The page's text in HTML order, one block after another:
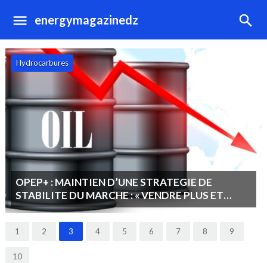
energymagazinedz
OPEP+ : MAINTIEN D’UNE STRATEGIE DE
STABILITE DU MARCHE : « VENDRE PLUS ET
MOINS CHER PLUTOT QUE MOINS ET CHER ».
Hydrocarbures
1 2 3 4 5 6 7 8 9
10